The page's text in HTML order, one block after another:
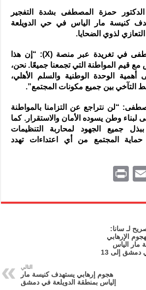
الدكتور حمزة المصطفى بشدة التفجير
كنيسة مار الياس في حي الدويلعة
لذوي الضحايا.
وقال الدكتور المصطفى في تغريدة عبر منصة (X): “إن هذا
مع قيم المواطنة التي تجمعنا جميعًا. نحن،
الوحدة الوطنية والسلم الأهلي،
التآخي بين جميع مكونات المجتمع”.
“لن نتراجع عن التزامنا بالمواطنة
لبناء وطن يسوده الأمان والاستقرار. كما
جميع الجهود لمحاربة التنظيمات
حماية المجتمع من أي اعتداءات تهدد
T
E
ai
l
nt
لـ سانا:
الإرهابي
مار الياس
بمنطقة الدويلعة في دمشق إلى 13
التالي
هجوم إرهابي يستهدف كنيسة مار
إلياس بمنطقة الدويلعة في دمشق